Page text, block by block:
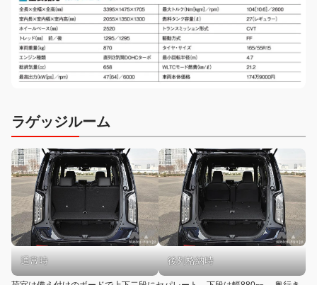
ラゲッジルーム
通常時 後列格納時